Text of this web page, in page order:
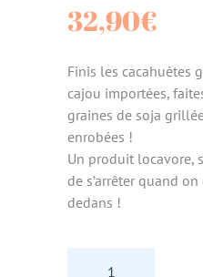
32,90€
Finis les cacahuètes
cajou importées,
graines de soja
enrobées !
Un produit locavore,
de s’arrêter quand
dedans !
GRAINES DE